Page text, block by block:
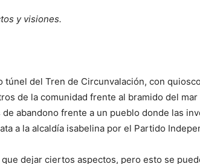
y visiones.
del Tren de Circunvalación, con
de la comunidad frente al bramido del
abandono frente a un pueblo donde las
a la alcaldía isabelina por el Partido
dejar ciertos aspectos, pero esto se